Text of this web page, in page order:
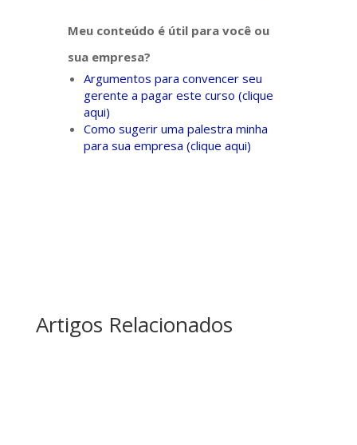
Meu conteúdo é útil para você ou
sua empresa?
Argumentos para convencer seu
gerente a pagar este curso (clique
aqui)
Como sugerir uma palestra minha
para sua empresa (clique aqui)
Artigos Relacionados